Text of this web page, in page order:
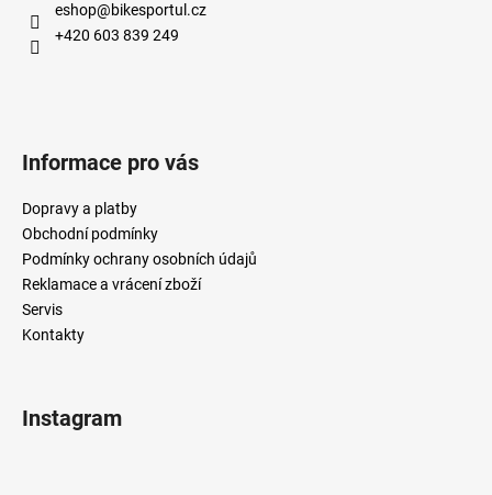
eshop@bikesportul.cz
+420 603 839 249
Informace pro vás
Dopravy a platby
Obchodní podmínky
Podmínky ochrany osobních údajů
Reklamace a vrácení zboží
Servis
Kontakty
Instagram